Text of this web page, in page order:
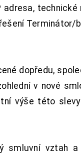
technické
Terminátor/
dopředu,
v nové
výše této
smluvní vztah